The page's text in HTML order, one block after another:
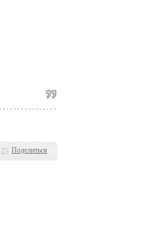
Поделиться